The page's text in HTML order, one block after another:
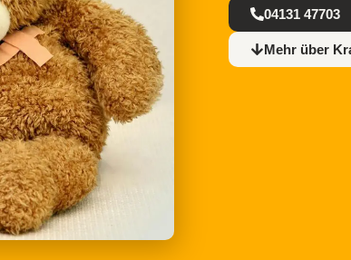
04131 47703
Mehr über